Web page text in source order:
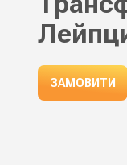
ЗАМОВИТИ